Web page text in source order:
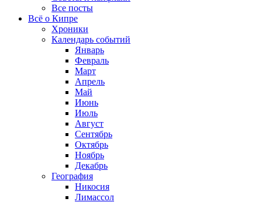
Все посты
Всё о Кипре
Хроники
Календарь событий
Январь
Февраль
Март
Апрель
Май
Июнь
Июль
Август
Сентябрь
Октябрь
Ноябрь
Декабрь
География
Никосия
Лимассол